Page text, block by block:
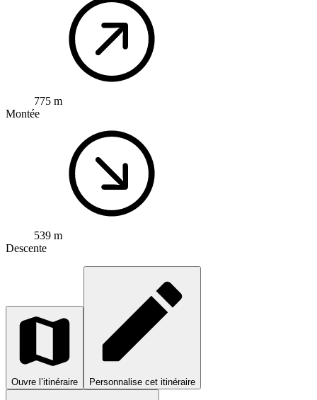
775 m
Montée
539 m
Descente
Ouvre l’itinéraire Personnalise cet itinéraire